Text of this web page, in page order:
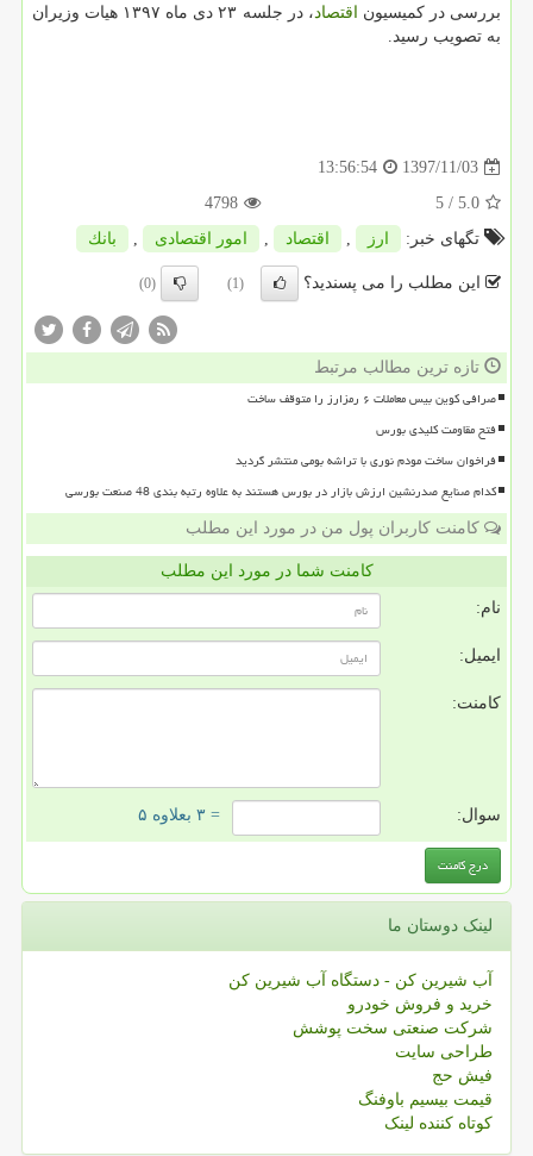
بررسی در كمیسیون اقتصاد
، در جلسه ۲۳ دی ماه ۱۳۹۷ هیات وزیران
به تصویب رسید.
1397/11/03
13:56:54
5.0
/ 5
4798
تگهای خبر:
ارز , اقتصاد , امور اقتصادی , بانك
این مطلب را می پسندید؟ (1)
(0)
تازه ترین مطالب مرتبط
صرافی کوین بیس معاملات ۶ رمزارز را متوقف ساخت
فتح مقاومت کلیدی بورس
فراخوان ساخت مودم نوری با تراشه بومی منتشر گردید
کدام صنایع صدرنشین ارزش بازار در بورس هستند به علاوه رتبه بندی 48 صنعت بورسی
کامنت کاربران پول من در مورد این مطلب
کامنت شما در مورد این مطلب
نام:
ایمیل:
کامنت:
سوال: = ۳ بعلاوه ۵
لینک دوستان ما
آب شیرین کن - دستگاه آب شیرین کن
خرید و فروش خودرو
شرکت صنعتی سخت پوشش
طراحی سایت
فیش حج
قیمت بیسیم باوفنگ
کوتاه کننده لینک